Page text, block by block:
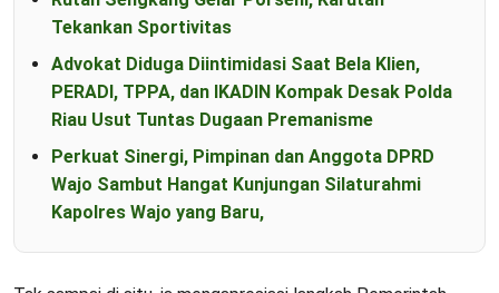
Tekankan Sportivitas
Advokat Diduga Diintimidasi Saat Bela Klien,
PERADI, TPPA, dan IKADIN Kompak Desak Polda
Riau Usut Tuntas Dugaan Premanisme
Perkuat Sinergi, Pimpinan dan Anggota DPRD
Wajo Sambut Hangat Kunjungan Silaturahmi
Kapolres Wajo yang Baru,